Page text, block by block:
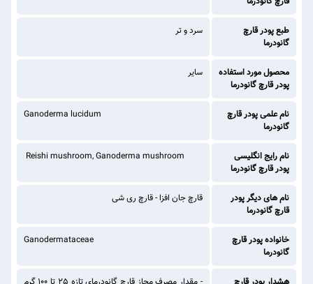
طبع پودر قارچ
گانودرما
سرد و تر
محصول مورد استفاده
پودر قارچ گانودرما
سایر
نام علمی پودر قارچ
گانودرما
Ganoderma lucidum
نام رایج انگلیسی
پودر قارچ گانودرما
Reishi mushroom, Ganoderma mushroom
نام های دیگر پودر
قارچ گانودرما
قارچ جان افزا - قارچ ری شی
خانواده پودر قارچ
گانودرما
Ganodermataceae